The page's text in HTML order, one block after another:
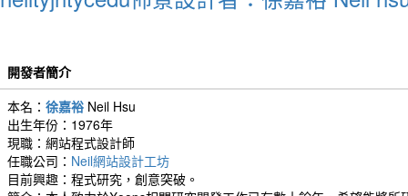
開發者簡介
本名： 徐嘉裕 Neil Hsu
出生年份：1976年
現職：網站程式設計師
任職公司： Neil網站設計工坊
目前興趣：程式研究，創意突破。